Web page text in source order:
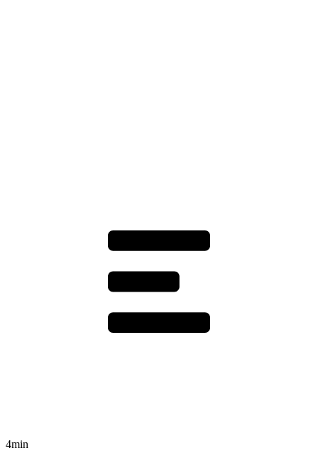
4min